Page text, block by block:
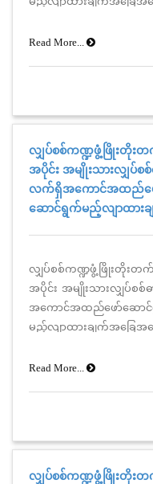
Read More...
လျှပ်စစ်ကဏ္ဍဖွံ့ဖြိုးတိုးတ
အပိုင်း အမျိုးသားလျှပ်စစ်
လက်ရှိအကောင်အထည်ဖေ
ဆောင်ရွက်မည့်လျာထားခ
လျှပ်စစ်ကဏ္ဍဖွံ့ဖြိုးတိုး
အပိုင်း အမျိုးသားလျှပ်စစ်
အကောင်အထည်ဖော်ဆော
မည့်လျာထားချက်အခြေအ
Read More...
လျှပ်စစ်ကဏ္ဍဖွံ့ဖြိုးတိုးတ